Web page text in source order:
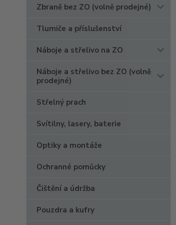
Zbraně bez ZO (volně prodejné)
Tlumiče a příslušenství
Náboje a střelivo na ZO
Náboje a střelivo bez ZO (volně
prodejné)
Střelný prach
Svítilny, lasery, baterie
Optiky a montáže
Ochranné pomůcky
Čištění a údržba
Pouzdra a kufry